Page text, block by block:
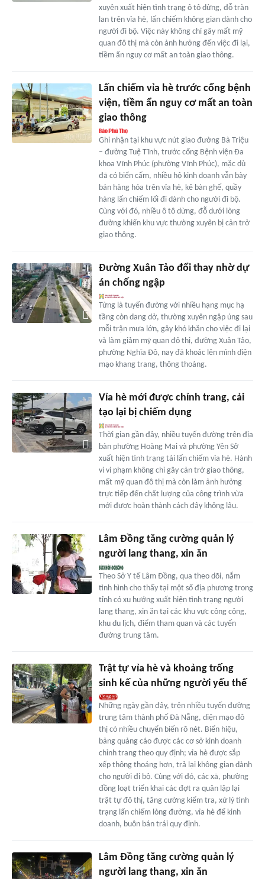
xuyên xuất hiện tình trạng ô tô dừng, đỗ tràn
lan trên vỉa hè, lấn chiếm không gian dành cho
người đi bộ. Việc này không chỉ gây mất mỹ
quan đô thị mà còn ảnh hưởng đến việc đi lại,
tiềm ẩn nguy cơ mất an toàn giao thông.
Lấn chiếm vỉa hè trước cổng bệnh
viện, tiềm ẩn nguy cơ mất an toàn
giao thông
Ghi nhận tại khu vực nút giao đường Bà Triệu
– đường Tuệ Tĩnh, trước cổng Bệnh viện Đa
khoa Vĩnh Phúc (phường Vĩnh Phúc), mặc dù
đã có biển cấm, nhiều hộ kinh doanh vẫn bày
bán hàng hóa trên vỉa hè, kê bàn ghế, quầy
hàng lấn chiếm lối đi dành cho người đi bộ.
Cùng với đó, nhiều ô tô dừng, đỗ dưới lòng
đường khiến khu vực thường xuyên bị cản trở
giao thông.
Đường Xuân Tảo đổi thay nhờ dự
án chống ngập
Từng là tuyến đường với nhiều hạng mục hạ
tầng còn dang dở, thường xuyên ngập úng sau
mỗi trận mưa lớn, gây khó khăn cho việc đi lại
và làm giảm mỹ quan đô thị, đường Xuân Tảo,
phường Nghĩa Đô, nay đã khoác lên mình diện
mạo khang trang, thông thoáng.
Vỉa hè mới được chỉnh trang, cải
tạo lại bị chiếm dụng
Thời gian gần đây, nhiều tuyến đường trên địa
bàn phường Hoàng Mai và phường Yên Sở
xuất hiện tình trạng tái lấn chiếm vỉa hè. Hành
vi vi phạm không chỉ gây cản trở giao thông,
mất mỹ quan đô thị mà còn làm ảnh hưởng
trực tiếp đến chất lượng của công trình vừa
mới được hoàn thành cách đây không lâu.
Lâm Đồng tăng cường quản lý
người lang thang, xin ăn
Theo Sở Y tế Lâm Đồng, qua theo dõi, nắm
tình hình cho thấy tại một số địa phương trong
tỉnh có xu hướng xuất hiện tình trạng người
lang thang, xin ăn tại các khu vực công cộng,
khu du lịch, điểm tham quan và các tuyến
đường trung tâm.
Trật tự vỉa hè và khoảng trống
sinh kế của những người yếu thế
Những ngày gần đây, trên nhiều tuyến đường
trung tâm thành phố Đà Nẵng, diện mạo đô
thị có nhiều chuyển biến rõ nét. Biển hiệu,
bảng quảng cáo được các cơ sở kinh doanh
chỉnh trang theo quy định; vỉa hè được sắp
xếp thông thoáng hơn, trả lại không gian dành
cho người đi bộ. Cùng với đó, các xã, phường
đồng loạt triển khai các đợt ra quân lập lại
trật tự đô thị, tăng cường kiểm tra, xử lý tình
trạng lấn chiếm lòng đường, vỉa hè để kinh
doanh, buôn bán trái quy định.
Lâm Đồng tăng cường quản lý
người lang thang, xin ăn